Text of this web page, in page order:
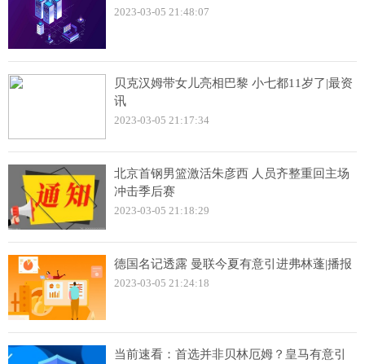
2023-03-05 21:48:07
贝克汉姆带女儿亮相巴黎 小七都11岁了|最资
讯
2023-03-05 21:17:34
北京首钢男篮激活朱彦西 人员齐整重回主场
冲击季后赛
2023-03-05 21:18:29
德国名记透露 曼联今夏有意引进弗林蓬|播报
2023-03-05 21:24:18
当前速看：首选并非贝林厄姆？皇马有意引